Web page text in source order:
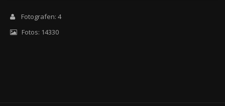
Fotografen: 4
Fotos: 14330